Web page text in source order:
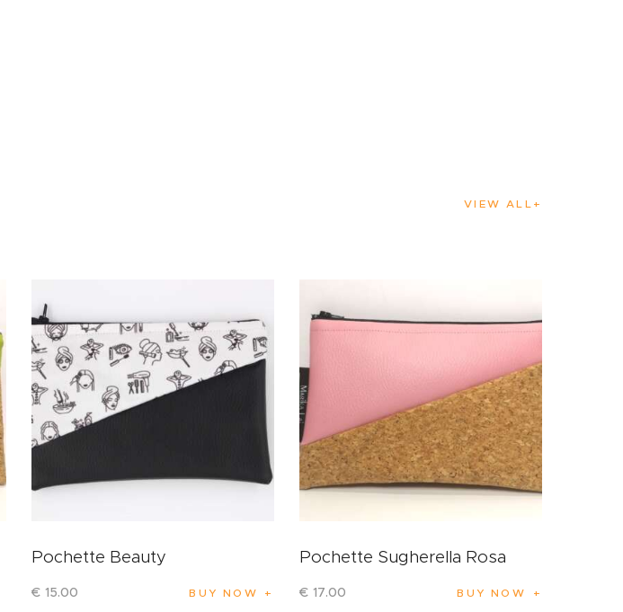
VIEW ALL
Pochette Beauty
€ 15.00 BUY NOW
Pochette Sugherella Rosa
€ 17.00 BUY NOW